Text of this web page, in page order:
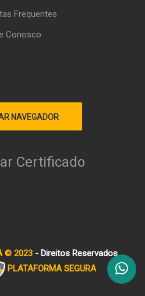
Frequentes
Conosco
NAVEGADOR
Certificado
© 2023 - Direitos Reservados
PLATAFORMA SEGURA